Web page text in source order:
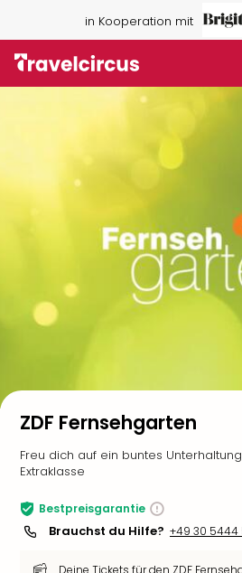
in Kooperation mit
ZDF Fernsehgarten
Freu dich auf ein buntes
Extraklasse
Bestpreisgarantie
Brauchst du Hilfe? +49 30 5444
Deine Tickets für den ZDF